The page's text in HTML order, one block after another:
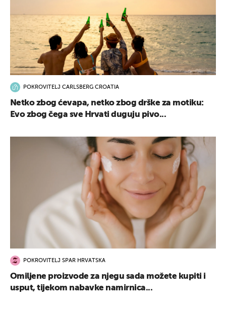
POKROVITELJ CARLSBERG CROATIA
Netko zbog ćevapa, netko zbog drške za motiku:
Evo zbog čega sve Hrvati duguju pivo...
POKROVITELJ SPAR HRVATSKA
Omiljene proizvode za njegu sada možete kupiti i
usput, tijekom nabavke namirnica...
UKLJUČITE NOTIFIKACIJE